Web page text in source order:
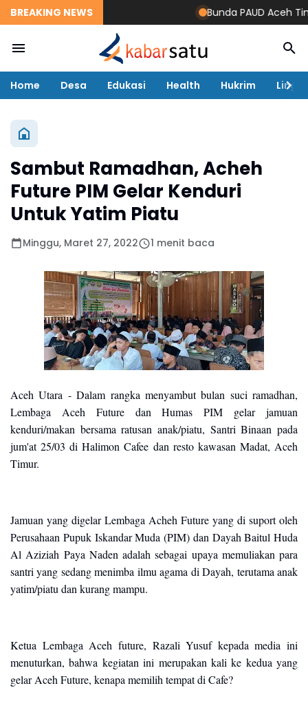
BREAKING NEWS Bunda PAUD Aceh
Home Desa Edukasi Health Hukrim
Sambut Ramadhan, Acheh
Future PIM Gelar Kenduri
Untuk Yatim Piatu
Minggu, Maret 27, 2022 1 menit baca
Aceh Utara - Dalam rangka menyambut bulan suci ramadhan,
Lembaga Aceh Future dan Humas PIM gelar jamuan
kenduri/makan bersama ratusan anak/piatu, Santri Binaan pada
jum'at 25/03 di Halimon Cafee dan resto kawasan Madat, Aceh
Timur.
Jamuan yang digelar Lembaga Acheh Future yang di suport oleh
Perusahaan Pupuk Iskandar Muda (PIM) dan Dayah Baitul Huda
Al Aziziah Paya Naden adalah sebagai upaya memuliakan para
santri yang sedang menimba ilmu agama di Dayah, terutama anak
yatim/piatu dan kurang mampu.
Ketua Lembaga Aceh future, Razali Yusuf kepada media ini
menuturkan, bahwa kegiatan ini merupakan kali ke kedua yang
gelar Aceh Future, kenapa memilih tempat di Cafe?